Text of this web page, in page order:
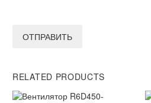
ОТПРАВИТЬ
RELATED PRODUCTS